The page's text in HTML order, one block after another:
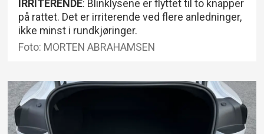
IRRITERENDE: Blinklysene er flyttet til to knapper
på rattet. Det er irriterende ved flere anledninger,
ikke minst i rundkjøringer.
Foto: MORTEN ABRAHAMSEN